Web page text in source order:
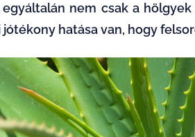
nem csak a
hatása van, hogy